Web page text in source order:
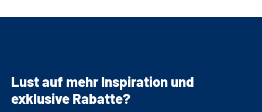
Lust auf mehr Inspiration und
exklusive Rabatte?